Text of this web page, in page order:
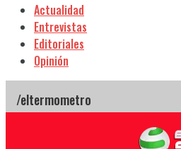
Actualidad
Entrevistas
Editoriales
Opinión